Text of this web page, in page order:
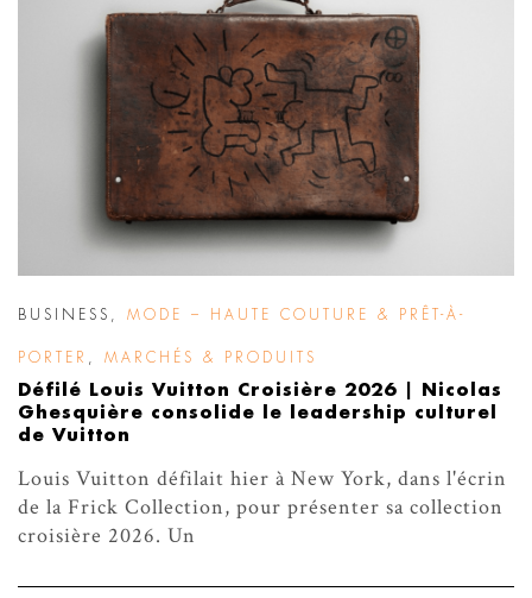
BUSINESS , MODE – HAUTE COUTURE & PRÊT-À-
PORTER , MARCHÉS & PRODUITS
Défilé Louis Vuitton Croisière 2026 | Nicolas
Ghesquière consolide le leadership culturel
de Vuitton
Louis Vuitton défilait hier à New York, dans l'écrin
de la Frick Collection, pour présenter sa collection
croisière 2026. Un